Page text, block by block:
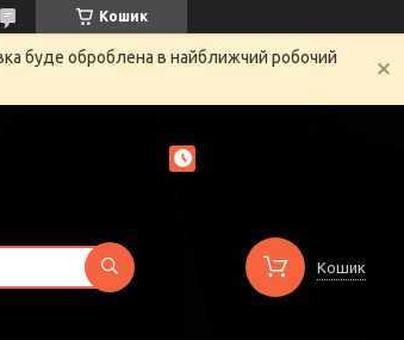
Кошик
буде оброблена в найближчий робочий
Кошик